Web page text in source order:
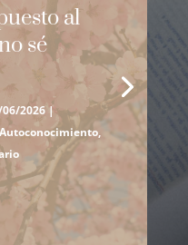
al
sé
06/2026|
,